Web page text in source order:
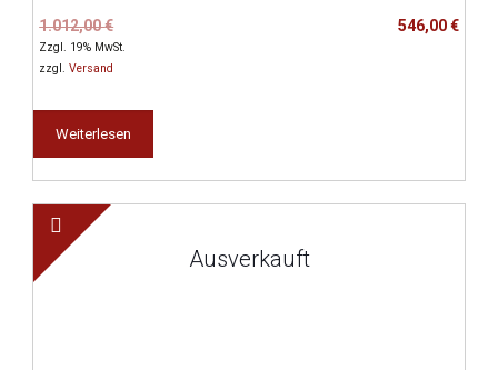
1.012,00€Ursprünglicher
Preis
546,00€
Aktueller
Preis
Zzgl. 19% MwSt.
zzgl.Versand
Weiterlesen
Ausverkauft